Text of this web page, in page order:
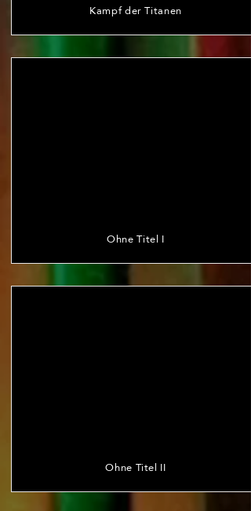
Kampf der Titanen
Ohne Titel I
Ohne Titel II